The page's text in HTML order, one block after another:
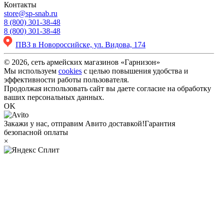
Контакты
store@sp-snab.ru
8 (800) 301-38-48
8 (800) 301-38-48
ПВЗ в Новороссийске, ул. Видова, 174
© 2026, сеть армейских магазинов «Гарнизон»
Мы используем cookies с целью повышения удобства и
эффективности работы пользователя.
Продолжая использовать сайт вы даете согласие на обработку
ваших персональных данных.
OK
Закажи у нас, отправим Авито доставкой!Гарантия
безопасной оплаты
×